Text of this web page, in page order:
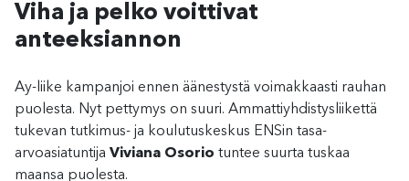
Viha ja pelko voittivat
anteeksiannon
Ay-liike kampanjoi ennen äänestystä voimakkaasti rauhan
puolesta. Nyt pettymys on suuri. Ammattiyhdistysliikettä
tukevan tutkimus- ja koulutuskeskus ENSin tasa-
arvoasiatuntija Viviana Osorio tuntee suurta tuskaa
maansa puolesta.